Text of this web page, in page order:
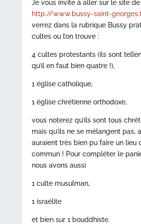
Je vous invite à aller sur le site
http://www.bussy-saint-
verrez dans la rubrique Bussy
cultes ou l’on trouve :
4 cultes protestants (ils sont
qu’il en faut bien quatre !),
1 église catholique,
1 église chrétienne orthodoxe,
vous noterez qu’ils sont tous
mais qu’ils ne se mélangent pas,
auraient très bien pu faire un lieu
commun ! Pour compléter le
nous avons aussi
1 culte musulman,
1 israélite
et bien sur 1 bouddhiste.